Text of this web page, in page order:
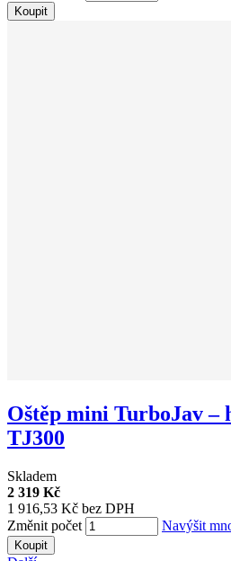
Koupit
Oštěp mini TurboJav –
TJ300
Skladem
2 319 Kč
1 916,53 Kč bez DPH
Změnit počet
Navýšit
Koupit